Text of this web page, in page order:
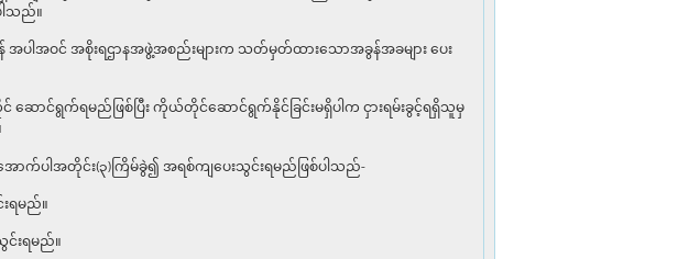
ါသည်။
ပါအဝင် အစိုးရဌာနအဖွဲ့အစည်းများက သတ်မှတ်ထားသောအခွန်အခများ ပေး
ောင်ရွက်ရမည်ဖြစ်ပြီး ကိုယ်တိုင်ဆောင်ရွက်နိုင်ခြင်းမရှိပါက ငှားရမ်းခွင့်ရရှိသူမှ
ောက်ပါအတိုင်း(၃)ကြိမ်ခွဲ၍ အရစ်ကျပေးသွင်းရမည်ဖြစ်ပါသည်-
ရမည်။
းရမည်။